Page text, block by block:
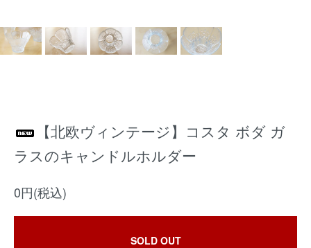
【北欧ヴィンテージ】コスタ ボダ ガ
ラスのキャンドルホルダー
0円(税込)
SOLD OUT